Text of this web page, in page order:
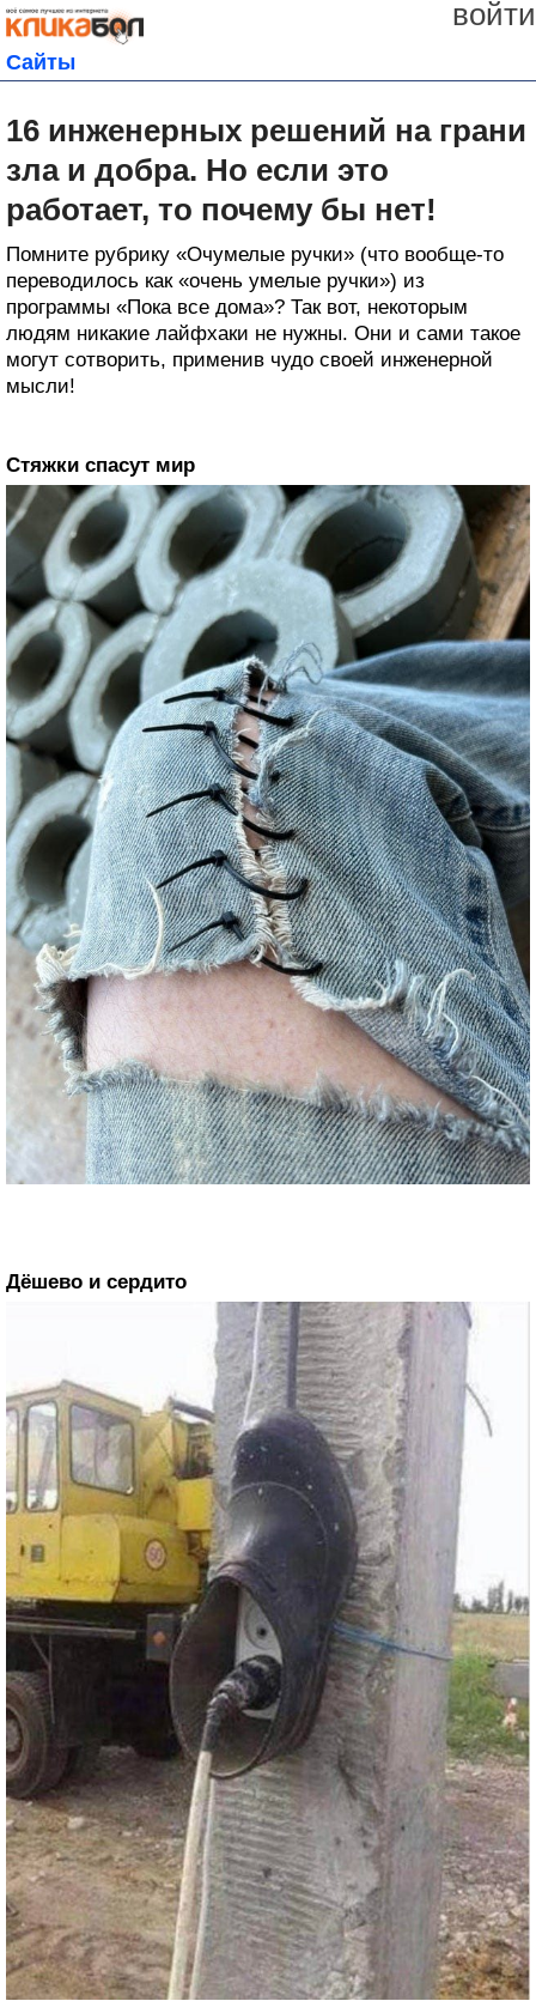
войти
Сайты
16 инженерных решений на грани
зла и добра. Но если это
работает, то почему бы нет!
Помните рубрику «Очумелые ручки» (что вообще-то
переводилось как «очень умелые ручки») из
программы «Пока все дома»? Так вот, некоторым
людям никакие лайфхаки не нужны. Они и сами такое
могут сотворить, применив чудо своей инженерной
мысли!
Стяжки спасут мир
Дёшево и сердито